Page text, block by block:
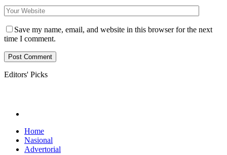
Save my name, email, and website in this browser for the next
time I comment.
Editors' Picks
Home
Nasional
Advertorial